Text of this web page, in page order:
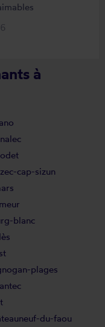
à
cap-sizun
blanc
plages
du-faou